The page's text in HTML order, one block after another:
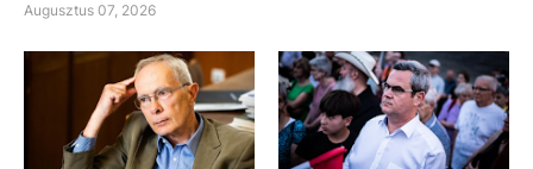
Augusztus 07, 2026